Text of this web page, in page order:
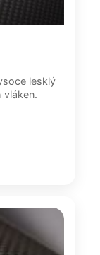
lesklý
vláken.